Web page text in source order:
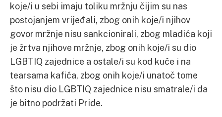
koje/i u sebi imaju toliku mržnju čijim su nas
postojanjem vrijeđali, zbog onih koje/i njihov
govor mržnje nisu sankcionirali, zbog mladića koji
je žrtva njihove mržnje, zbog onih koje/i su dio
LGBTIQ zajednice a ostale/i su kod kuće i na
tearsama kafića, zbog onih koje/i unatoč tome
što nisu dio LGBTIQ zajednice nisu smatrale/i da
je bitno podržati Pride.